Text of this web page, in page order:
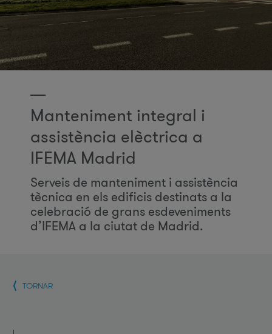
Manteniment integral i
assistència elèctrica a
IFEMA Madrid
Serveis de manteniment i assistència
tècnica en els edificis destinats a la
celebració de grans esdeveniments
d’IFEMA a la ciutat de Madrid.
TORNAR